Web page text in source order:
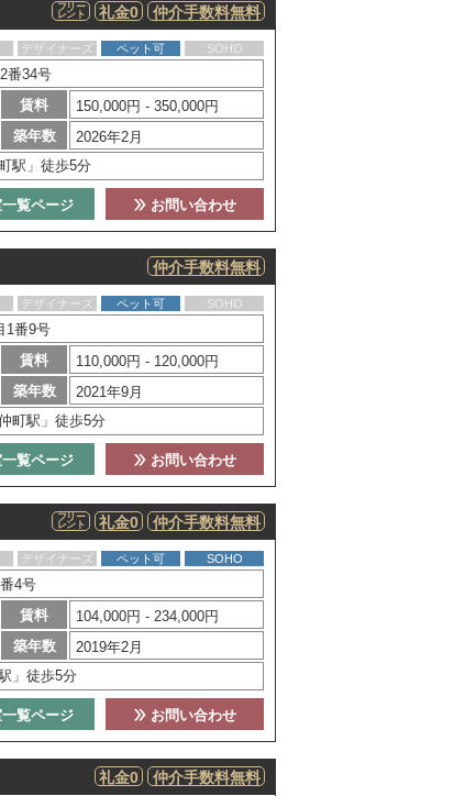
仲介手数料無料
礼金0
フリー
レント
デザイナーズ ペット可 SOHO
番34号
賃料
150,000円 - 350,000円
築年数
2026年2月
駅」徒歩5分
お問い合わせ
一覧ページ
仲介手数料無料
デザイナーズ ペット可 SOHO
1番9号
賃料
110,000円 - 120,000円
築年数
2021年9月
町駅」徒歩5分
お問い合わせ
一覧ページ
仲介手数料無料
礼金0
フリー
レント
デザイナーズ ペット可 SOHO
4号
賃料
104,000円 - 234,000円
築年数
2019年2月
」徒歩5分
お問い合わせ
一覧ページ
仲介手数料無料
礼金0